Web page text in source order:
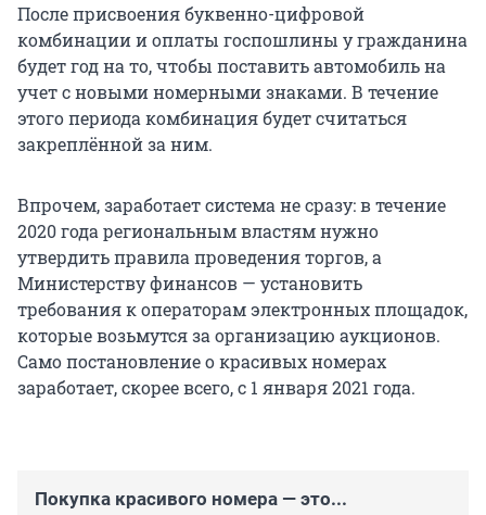
После присвоения буквенно-цифровой
комбинации и оплаты госпошлины у гражданина
будет год на то, чтобы поставить автомобиль на
учет с новыми номерными знаками. В течение
этого периода комбинация будет считаться
закреплённой за ним.
Впрочем, заработает система не сразу: в течение
2020 года региональным властям нужно
утвердить правила проведения торгов, а
Министерству финансов — установить
требования к операторам электронных площадок,
которые возьмутся за организацию аукционов.
Само постановление о красивых номерах
заработает, скорее всего, с 1 января 2021 года.
Покупка красивого номера — это...